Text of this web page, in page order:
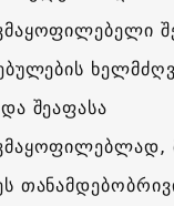
შეაფასა